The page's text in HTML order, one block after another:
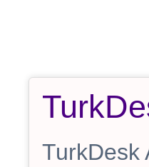
TurkDesk